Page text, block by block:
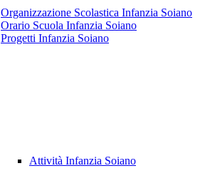
Organizzazione Scolastica Infanzia Soiano
Orario Scuola Infanzia Soiano
Progetti Infanzia Soiano
Attività Infanzia Soiano